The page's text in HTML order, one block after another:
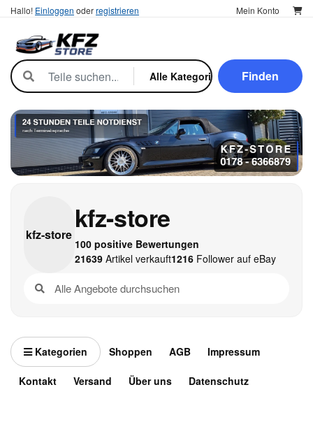
Hallo! Einloggen oderregistrieren Mein Konto
Finden
kfz-store
kfz-store
100 positive Bewertungen
21639Artikel verkauft1216Follower auf eBay
Kategorien Shoppen AGB Impressum
Kontakt Versand Über uns Datenschutz